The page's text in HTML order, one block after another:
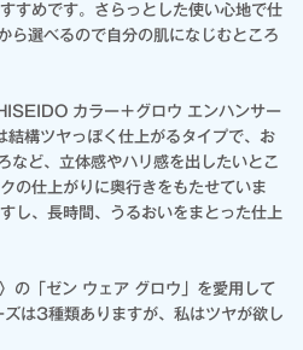
すめです。さらっとした使い心地で仕
ら選べるので自分の肌になじむところ
カラー＋グロウ エンハンサー
構ツヤっぽく仕上がるタイプで、お
など、立体感やハリ感を出したいとこ
の仕上がりに奥行きをもたせていま
し、長時間、うるおいをまとった仕上
の「ゼン ウェア グロウ」を愛用して
は3種類ありますが、私はツヤが欲し